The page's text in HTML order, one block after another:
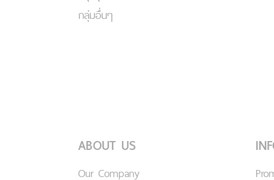
กลุ่มอื่นๆ
ABOUT US
Our Company